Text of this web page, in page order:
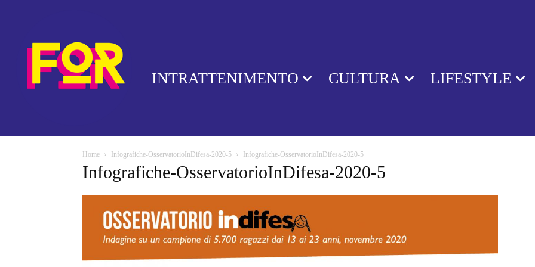
INTRATTENIMENTO CULTURA LIFESTYLE
Home Infografiche-OsservatorioInDifesa-2020-5 Infografiche-OsservatorioInDifesa-2020-5
Infografiche-OsservatorioInDifesa-2020-5